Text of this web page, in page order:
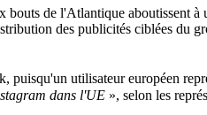
bouts de l'Atlantique aboutissent
des publicités ciblées du
puisqu'un utilisateur européen
dans l'UE », selon les